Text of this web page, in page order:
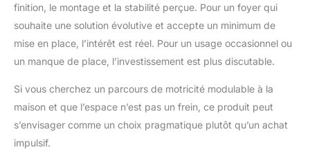
finition, le montage et la stabilité perçue. Pour un foyer qui
souhaite une solution évolutive et accepte un minimum de
mise en place, l’intérêt est réel. Pour un usage occasionnel ou
un manque de place, l’investissement est plus discutable.
Si vous cherchez un parcours de motricité modulable à la
maison et que l’espace n’est pas un frein, ce produit peut
s’envisager comme un choix pragmatique plutôt qu’un achat
impulsif.